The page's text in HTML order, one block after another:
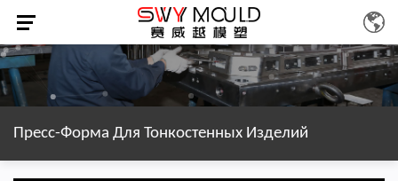
Пресс-Форма Для Тонкостенных Изделий